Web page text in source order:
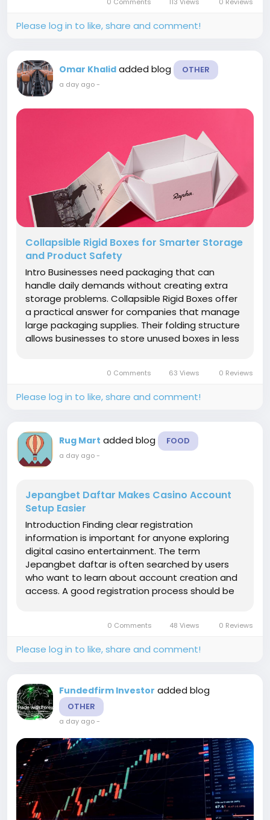
Please log in to like, share and comment!
Omar Khalid added blog OTHER
a day ago-
Collapsible Rigid Boxes for Smarter Storage
and Product Safety
Intro Businesses need packaging that can
handle daily demands without creating extra
storage problems. Collapsible Rigid Boxes offer
a practical answer for companies that manage
large packaging supplies. Their folding structure
allows businesses to store unused boxes in less
warehouse planning and easier...
0 Comments 63 Views 0 Reviews
Please log in to like, share and comment!
Rug Mart added blog FOOD
a day ago-
Jepangbet Daftar Makes Casino Account
Setup Easier
Introduction Finding clear registration
information is important for anyone exploring
digital casino entertainment. The term
Jepangbet daftar is often searched by users
who want to learn about account creation and
access. A good registration process should be
responsible gaming information before
continuing....
0 Comments 48 Views 0 Reviews
Please log in to like, share and comment!
Fundedfirm Investor added blog
OTHER
a day ago-